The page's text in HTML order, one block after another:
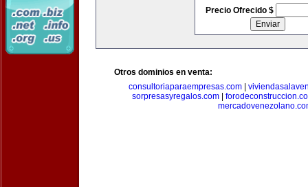
Precio Ofrecido $
Otros dominios en venta:
consultoriaparaempresas.com|
sorpresasyregalos.com|